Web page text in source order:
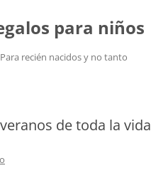
para niños
Para recién nacidos y no tanto
de toda la vida